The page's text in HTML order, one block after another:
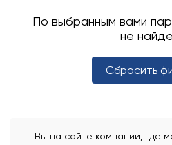
По выбранным вами
не
Сбросить
Вы на сайте компании, где